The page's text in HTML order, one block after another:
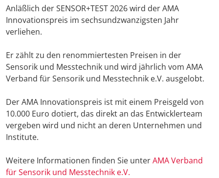
Anläßlich der SENSOR+TEST 2026 wird der AMA
Innovationspreis im sechsundzwanzigsten Jahr
verliehen.
Er zählt zu den renommiertesten Preisen in der
Sensorik und Messtechnik und wird jährlich vom AMA
Verband für Sensorik und Messtechnik e.V. ausgelobt.
Der AMA Innovationspreis ist mit einem Preisgeld von
10.000 Euro dotiert, das direkt an das Entwicklerteam
vergeben wird und nicht an deren Unternehmen und
Institute.
Weitere Informationen finden Sie unterAMA Verband
für Sensorik und Messtechnik e.V.
Träger
Digitaler
Anreise +